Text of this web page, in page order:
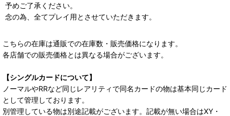
予めご了承ください。
念の為、全てプレイ用とさせていただきます。
こちらの在庫は通販での在庫数・販売価格になります。
各店舗での販売価格とは異なる場合がございます。
【シングルカードについて】
ノーマルやRRなど同じレアリティで同名カードの物は基本同じカード
として管理しております。
別管理している物は別途記載がございます。記載が無い場合はXY・